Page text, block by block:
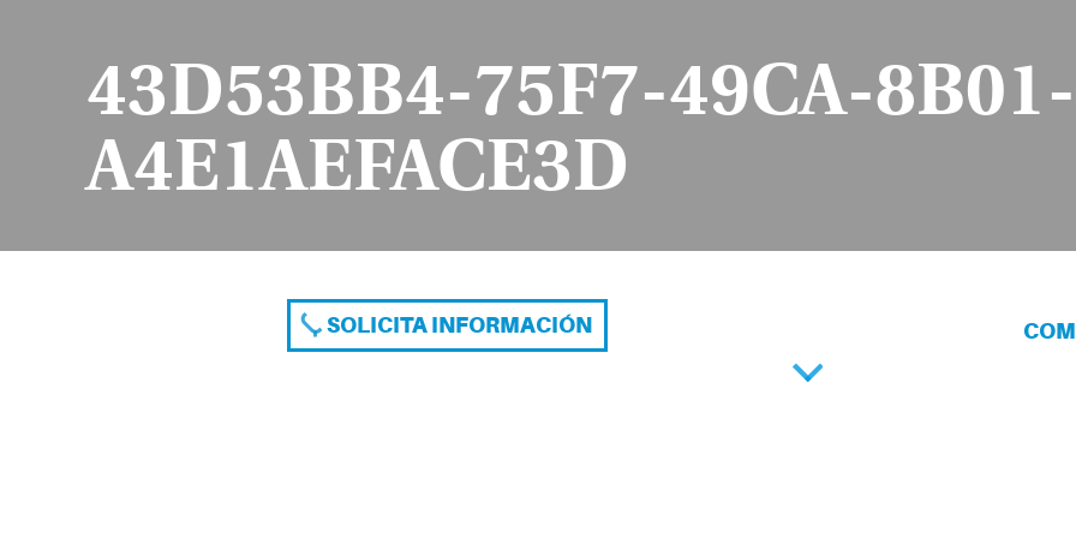
43D53BB4-75F7-49CA-8B01-
A4E1AEFACE3D
SOLICITA INFORMACIÓN